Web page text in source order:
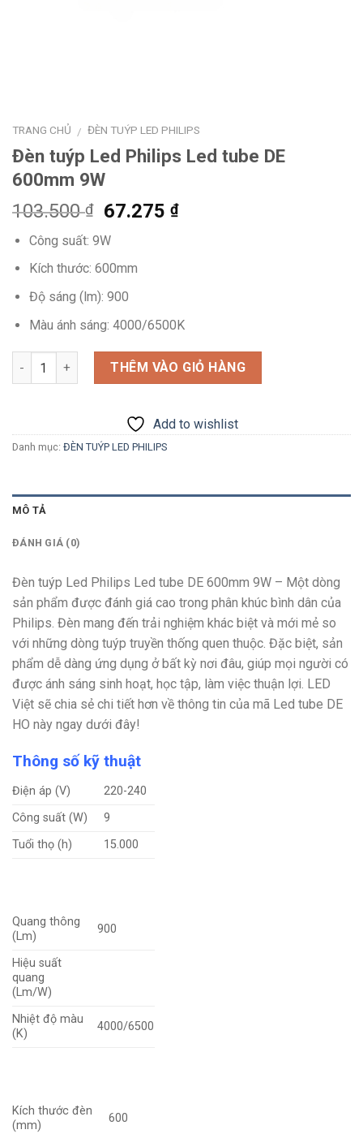
TRANG CHỦ / ĐÈN TUÝP LED PHILIPS
Đèn tuýp Led Philips Led tube DE
600mm 9W
103.500₫
Giá
gốc
là:
103.500 ₫.
67.275₫Giá
Công suất: 9W
Kích thước: 600mm
Độ sáng (lm): 900
Màu ánh sáng: 4000/6500K
Số lượng THÊM VÀO GIỎ HÀNG
Add to wishlist
Danh mục: ĐÈN TUÝP LED PHILIPS
MÔ TẢ
ĐÁNH GIÁ (0)
Đèn tuýp Led Philips Led tube DE 600mm 9W – Một dòng
sản phẩm được đánh giá cao trong phân khúc bình dân của
Philips. Đèn mang đến trải nghiệm khác biệt và mới mẻ so
với những dòng tuýp truyền thống quen thuộc. Đặc biệt, sản
phẩm dễ dàng ứng dụng ở bất kỳ nơi đâu, giúp mọi người có
được ánh sáng sinh hoạt, học tập, làm việc thuận lợi. LED
Việt sẽ chia sẻ chi tiết hơn về thông tin của mã Led tube DE
HO này ngay dưới đây!
Thông số kỹ thuật
Điện áp (V)
220-240
Công suất (W)
9
Tuổi thọ (h)
15.000
Quang thông
(Lm)
900
Hiệu suất
quang
(Lm/W)
Nhiệt độ màu
(K)
4000/6500
Kích thước đèn
(mm)
600